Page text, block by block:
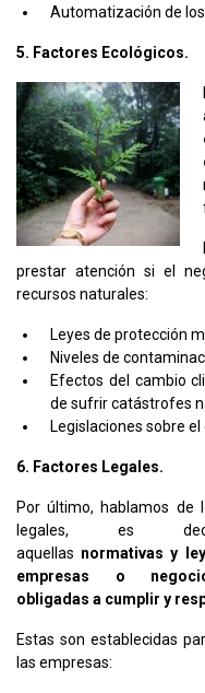
Automatización de
5. Factores Ecológicos.
prestar atención si el
recursos naturales:
Leyes de protección
Niveles de
Efectos del cambio
de sufrir catástrofes
Legislaciones sobre
6. Factores Legales.
Por último, hablamos de
legales, es
aquellas normativas y
empresas o
obligadas a cumplir y
Estas son establecidas
las empresas: